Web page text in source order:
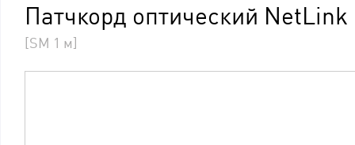
Патчкорд оптический NetLink
[SM 1 м]